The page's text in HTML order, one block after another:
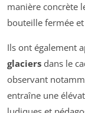
manière concrète
bouteille fermée
Ils ont également
glaciers dans le
observant
entraîne une